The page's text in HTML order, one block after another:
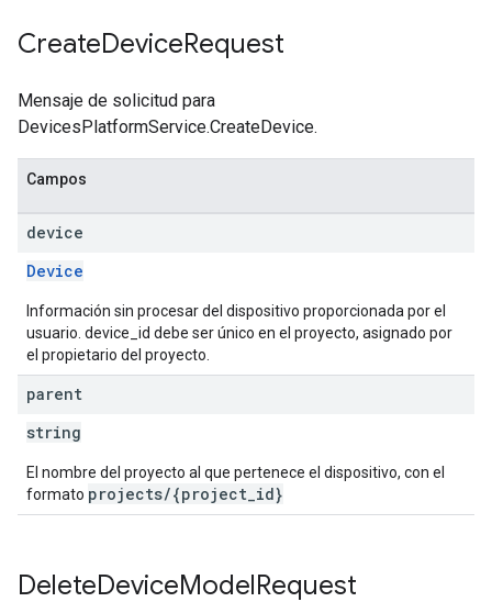
CreateDeviceRequest
Mensaje de solicitud para
DevicesPlatformService.CreateDevice.
Campos
device
Device
Información sin procesar del dispositivo proporcionada por el
usuario. device_id debe ser único en el proyecto, asignado por
el propietario del proyecto.
parent
string
El nombre del proyecto al que pertenece el dispositivo, con el
formato projects/{project_id}
DeleteDeviceModelRequest